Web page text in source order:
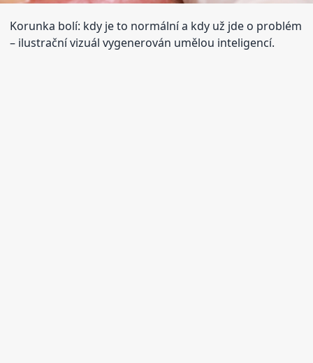
Korunka bolí: kdy je to normální a kdy už jde o problém
– ilustrační vizuál vygenerován umělou inteligencí.